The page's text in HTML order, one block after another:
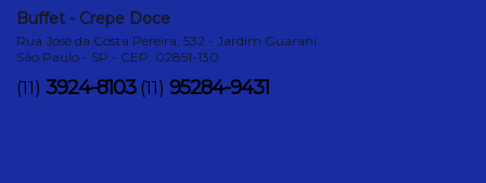
Buffet - Crepe Doce
Rua José da Costa Pereira, 532 - Jardim Guarani
São Paulo - SP - CEP: 02851-130
(11) 3924-8103 (11) 95284-9431